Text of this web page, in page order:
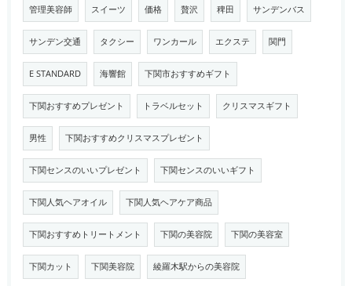
管理美容師 スイーツ 価格 贅沢 稗田 サンデンバス
サンデン交通 タクシー ワンカール エクステ 関門
E STANDARD 海響館 下関市おすすめギフト
下関おすすめプレゼント トラベルセット クリスマスギフト
男性 下関おすすめクリスマスプレゼント
下関センスのいいプレゼント 下関センスのいいギフト
下関人気ヘアオイル 下関人気ヘアケア商品
下関おすすめトリートメント 下関の美容院 下関の美容室
下関カット 下関美容院 綾羅木駅からの美容院